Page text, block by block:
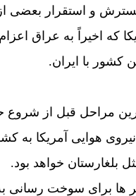
و استقرار بعضی از
که اخيراً به عراق
کشور با ايران.
مراحل قبل از شروع
هوايی آمريکا به
بلغارستان خواهد بود.
ها برای سوخت رسانی